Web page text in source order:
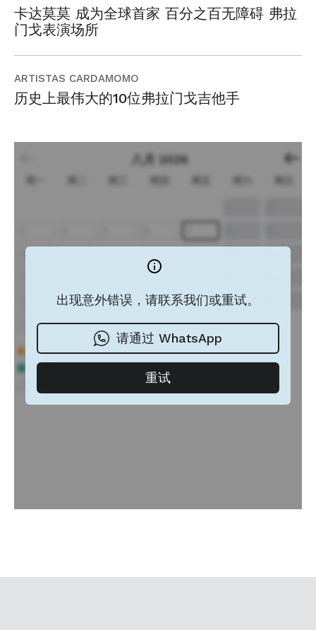
卡达莫莫 成为全球首家 百分之百无障碍 弗拉
门戈表演场所
ARTISTAS CARDAMOMO
历史上最伟大的10位弗拉门戈吉他手